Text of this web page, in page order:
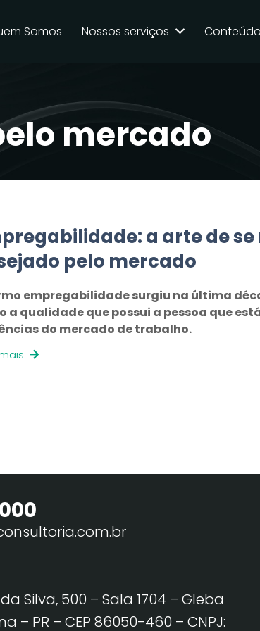
Somos Nossos serviços
mercado
a arte de
pelo mercado
empregabilidade surgiu na última
a qualidade que possui a pessoa que
do mercado de trabalho.
Silva, 500 – Sala 1704 – Gleba
– PR – CEP 86050-460 – CNPJ: